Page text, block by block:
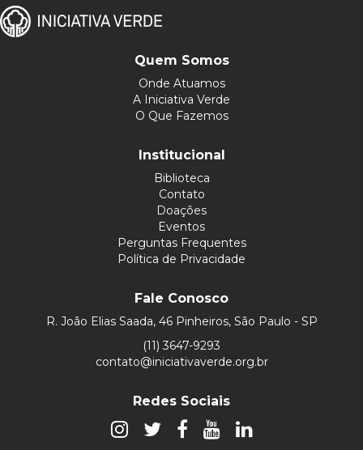
Quem Somos
Onde Atuamos
A Iniciativa Verde
O Que Fazemos
Institucional
Biblioteca
Contato
Doações
Eventos
Perguntas Frequentes
Política de Privacidade
Fale Conosco
R. João Elias Saada, 46 Pinheiros, São Paulo - SP
(11) 3647-9293
contato@iniciativaverde.org.br
Redes Sociais